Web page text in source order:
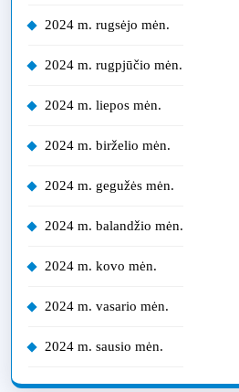
2024 m. rugsėjo mėn.
2024 m. rugpjūčio mėn.
2024 m. liepos mėn.
2024 m. birželio mėn.
2024 m. gegužės mėn.
2024 m. balandžio mėn.
2024 m. kovo mėn.
2024 m. vasario mėn.
2024 m. sausio mėn.